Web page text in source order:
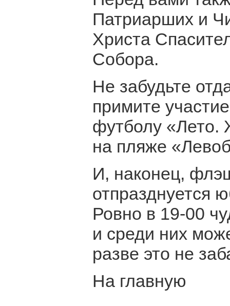
Патриарших и
Христа
Собора.
Не забудьте
примите
футболу «Лето.
на пляже
И, наконец,
отпразднуется
Ровно в 19-00
и среди них
разве это не
На главную